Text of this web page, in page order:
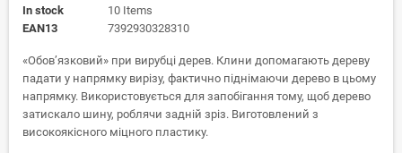
In stock
10 Items
EAN13
7392930328310
«Обов’язковий» при вирубці дерев. Клини допомагають дереву
падати у напрямку вирізу, фактично піднімаючи дерево в цьому
напрямку. Використовується для запобігання тому, щоб дерево
затискало шину, роблячи задній зріз. Виготовлений з
високоякісного міцного пластику.